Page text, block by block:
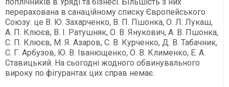
перерахована в санаційному списку Європейського
Союзу: це В. Ю. Захарченко, В. П. Пшонка, О. Л. Лукаш,
А. П. Клюєв, В. І. Ратушняк, О. В. Янукович, А. В. Пшонка,
С. П. Клюєв, М. Я. Азаров, С. В. Курченко, Д. В. Табачник,
С. Г. Арбузов, Ю. В. Іванющенко, О. В. Клименко, Е. А.
Ставицький. На сьогодні жодного обвинувального
вироку по фігурантах цих справ немає.